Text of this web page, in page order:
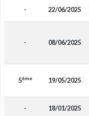
- 22/06/2025
- 08/06/2025
5ème 19/05/2025
- 18/01/2025